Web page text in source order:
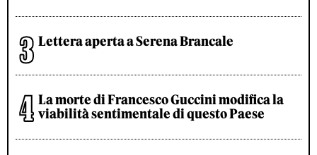
Lettera aperta a Serena Brancale
La morte di Francesco Guccini modifica la
viabilità sentimentale di questo Paese